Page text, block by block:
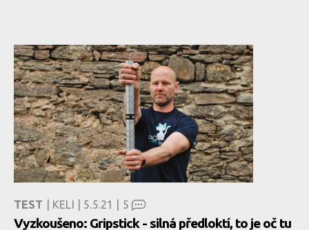
TEST | KELI | 5.5.21 | 5
Vyzkoušeno: Gripstick - silná předloktí, to je oč tu